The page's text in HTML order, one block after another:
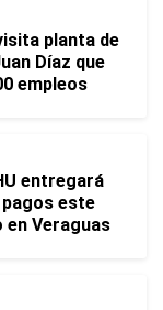
planta de
Díaz que
empleos
entregará
este
en Veraguas